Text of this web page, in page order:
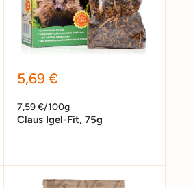
Sonderpreis
5,69 €
7,59 €/100g
Claus Igel-Fit, 75g